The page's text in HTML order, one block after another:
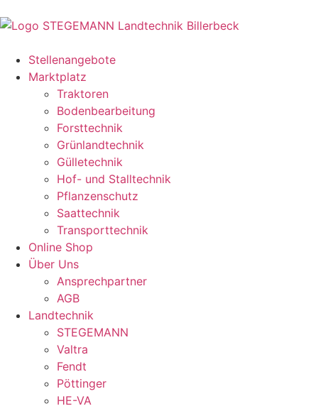
Stellenangebote
Marktplatz
Traktoren
Bodenbearbeitung
Forsttechnik
Grünlandtechnik
Gülletechnik
Hof- und Stalltechnik
Pflanzenschutz
Saattechnik
Transporttechnik
Online Shop
Über Uns
Ansprechpartner
AGB
Landtechnik
STEGEMANN
Valtra
Fendt
Pöttinger
HE-VA